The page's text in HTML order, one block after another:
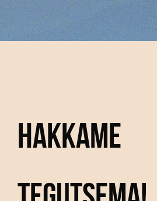
Hakkame